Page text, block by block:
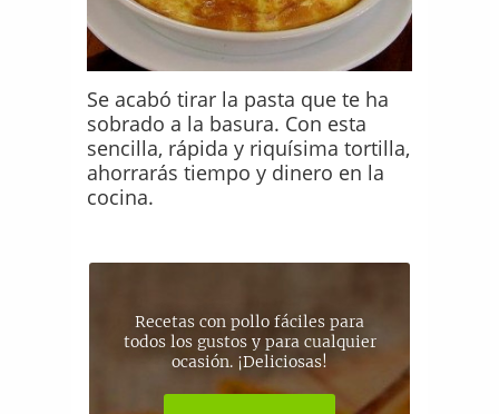
Se acabó tirar la pasta que te ha
sobrado a la basura. Con esta
sencilla, rápida y riquísima tortilla,
ahorrarás tiempo y dinero en la
cocina.
Recetas con pollo fáciles para
todos los gustos y para cualquier
ocasión. ¡Deliciosas!